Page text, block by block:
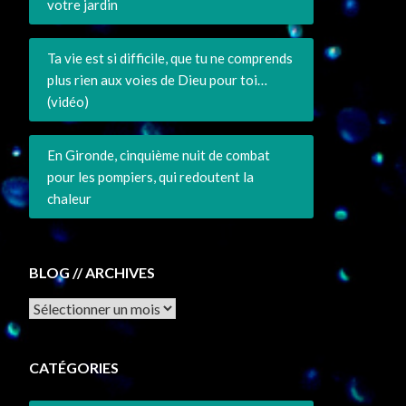
votre jardin
Ta vie est si difficile, que tu ne comprends
plus rien aux voies de Dieu pour toi…
(vidéo)
En Gironde, cinquième nuit de combat
pour les pompiers, qui redoutent la
chaleur
BLOG // ARCHIVES
Archives
CATÉGORIES